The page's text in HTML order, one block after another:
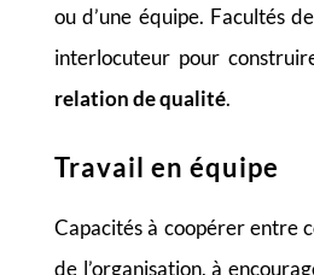
ou d’une équipe. Facultés
interlocuteur pour
relation de qualité.
Travail en équipe
Capacités à coopérer entre
de l’organisation, à